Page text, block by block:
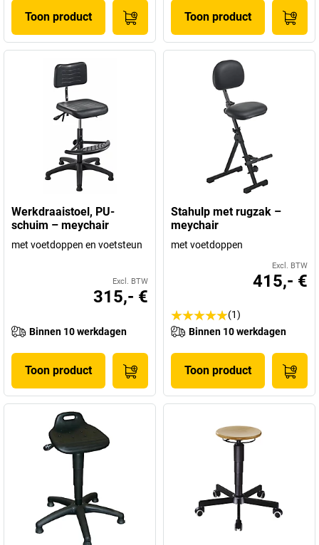
Toon product Toon product
Werkdraaistoel, PU-
schuim – meychair
met voetdoppen en voetsteun
Excl. BTW
315,- €
Binnen 10 werkdagen
Toon product
Stahulp met rugzak –
meychair
met voetdoppen
Excl. BTW
415,- €
(1)
Binnen 10 werkdagen
Toon product